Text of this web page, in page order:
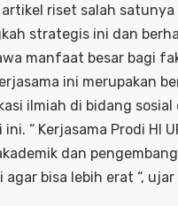
riset salah
strategis ini dan
manfaat besar bagi
ini merupakan
ilmiah di bidang sosial
“ Kerjasama Prodi HI
dan
bisa lebih erat “, ujar